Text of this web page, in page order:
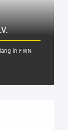
in FWN